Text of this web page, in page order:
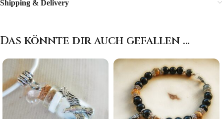
Shipping & Delivery
Das könnte dir auch gefallen …